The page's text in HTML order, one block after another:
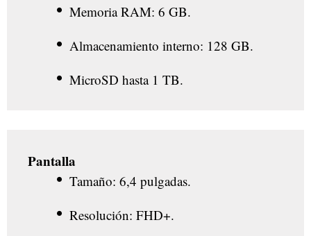
Memoria RAM: 6 GB.
Almacenamiento interno: 128 GB.
MicroSD hasta 1 TB.
Pantalla
Tamaño: 6,4 pulgadas.
Resolución: FHD+.